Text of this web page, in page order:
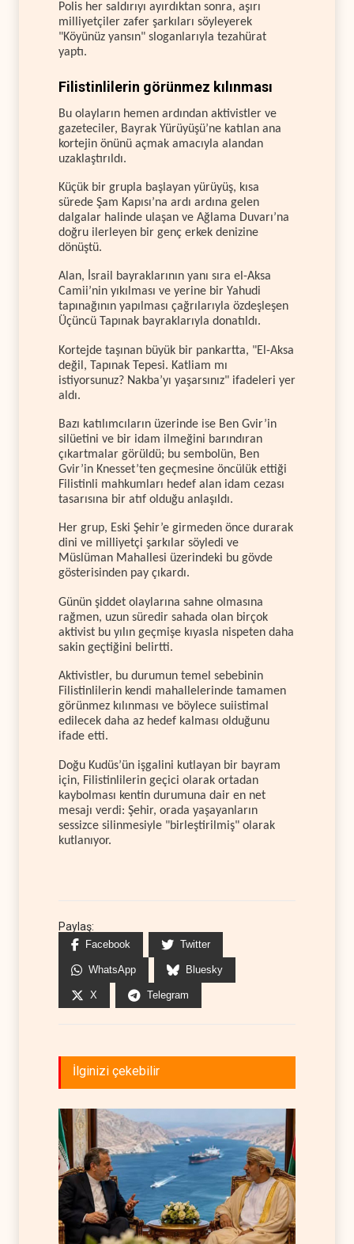
Polis her saldırıyı ayırdıktan sonra, aşırı
milliyetçiler zafer şarkıları söyleyerek
"Köyünüz yansın" sloganlarıyla tezahürat
yaptı.
Filistinlilerin görünmez kılınması
Bu olayların hemen ardından aktivistler ve
gazeteciler, Bayrak Yürüyüşü’ne katılan ana
kortejin önünü açmak amacıyla alandan
uzaklaştırıldı.
Küçük bir grupla başlayan yürüyüş, kısa
sürede Şam Kapısı’na ardı ardına gelen
dalgalar halinde ulaşan ve Ağlama Duvarı’na
doğru ilerleyen bir genç erkek denizine
dönüştü.
Alan, İsrail bayraklarının yanı sıra el-Aksa
Camii’nin yıkılması ve yerine bir Yahudi
tapınağının yapılması çağrılarıyla özdeşleşen
Üçüncü Tapınak bayraklarıyla donatıldı.
Kortejde taşınan büyük bir pankartta, "El-Aksa
değil, Tapınak Tepesi. Katliam mı
istiyorsunuz? Nakba’yı yaşarsınız" ifadeleri yer
aldı.
Bazı katılımcıların üzerinde ise Ben Gvir’in
silüetini ve bir idam ilmeğini barındıran
çıkartmalar görüldü; bu sembolün, Ben
Gvir’in Knesset’ten geçmesine öncülük ettiği
Filistinli mahkumları hedef alan idam cezası
tasarısına bir atıf olduğu anlaşıldı.
Her grup, Eski Şehir’e girmeden önce durarak
dini ve milliyetçi şarkılar söyledi ve
Müslüman Mahallesi üzerindeki bu gövde
gösterisinden pay çıkardı.
Günün şiddet olaylarına sahne olmasına
rağmen, uzun süredir sahada olan birçok
aktivist bu yılın geçmişe kıyasla nispeten daha
sakin geçtiğini belirtti.
Aktivistler, bu durumun temel sebebinin
Filistinlilerin kendi mahallelerinde tamamen
görünmez kılınması ve böylece suiistimal
edilecek daha az hedef kalması olduğunu
ifade etti.
Doğu Kudüs’ün işgalini kutlayan bir bayram
için, Filistinlilerin geçici olarak ortadan
kaybolması kentin durumuna dair en net
mesajı verdi: Şehir, orada yaşayanların
sessizce silinmesiyle "birleştirilmiş" olarak
kutlanıyor.
Paylaş:
Facebook Twitter
WhatsApp Bluesky
X Telegram
İlginizi çekebilir